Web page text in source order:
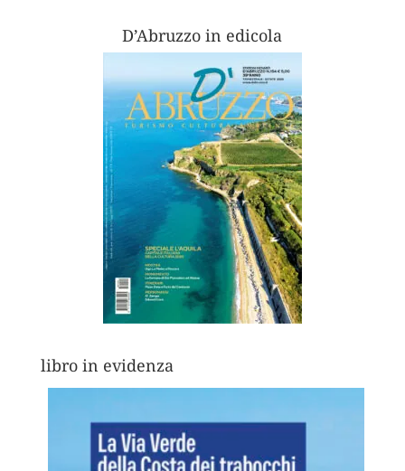
D’Abruzzo in edicola
libro in evidenza